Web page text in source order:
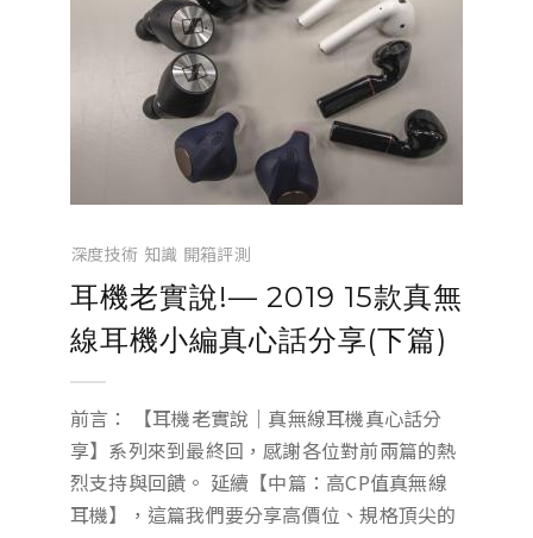
深度技術 知識 開箱評測
耳機老實說!— 2019 15款真無
線耳機小編真心話分享(下篇)
前言： 【耳機老實說｜真無線耳機真心話分
享】系列來到最終回，感謝各位對前兩篇的熱
烈支持與回饋。 延續【中篇：高CP值真無線
耳機】，這篇我們要分享高價位、規格頂尖的